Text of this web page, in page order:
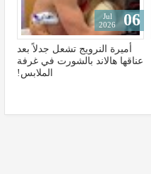
يمن موبايل تُتوّج ببطولة دوري
الشركات النسخة السابعة بفوز
مثير على مصرف البحرين
25
Jan
2024